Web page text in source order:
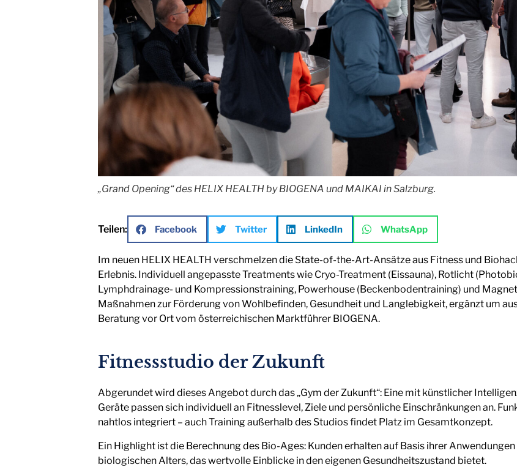
„Grand Opening“ des HELIX HEALTH by BIOGENA und MAIKAI in Salzburg.
Teilen: Facebook Twitter LinkedIn WhatsApp
Im neuen HELIX HEALTH verschmelzen die State-of-the-Art-Ansätze aus Fitness und
Erlebnis. Individuell angepasste Treatments wie Cryo-Treatment (Eissauna), Rotlicht
Lymphdrainage- und Kompressionstraining, Powerhouse (Beckenbodentraining) und
Maßnahmen zur Förderung von Wohlbefinden, Gesundheit und Langlebigkeit, ergänzt um
Beratung vor Ort vom österreichischen Marktführer BIOGENA.
Fitnessstudio der Zukunft
Abgerundet wird dieses Angebot durch das „Gym der Zukunft“: Eine mit künstlicher
Geräte passen sich individuell an Fitnesslevel, Ziele und persönliche Einschränkungen an.
nahtlos integriert – auch Training außerhalb des Studios findet Platz im Gesamtkonzept.
Ein Highlight ist die Berechnung des Bio-Ages: Kunden erhalten auf Basis ihrer
biologischen Alters, das wertvolle Einblicke in den eigenen Gesundheitszustand bietet.